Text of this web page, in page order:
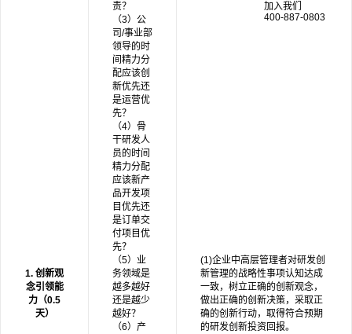
加入我们
400-887-0803
1. 创新观
念引领能
力（0.5
天）
责？
（3）公
司/事业部
领导的时
间精力分
配应该创
新优先还
是运营优
先？
（4）骨
干研发人
员的时间
精力分配
应该新产
品开发项
目优先还
是订单交
付项目优
先？
（5）业
务领域是
越多越好
还是越少
越好？
（6）产
(1)企业中高层管理者对研发创
新管理的战略性事项认知达成
一致，树立正确的创新观念，
做出正确的创新决策，采取正
确的创新行动，取得符合预期
的研发创新投资回报。